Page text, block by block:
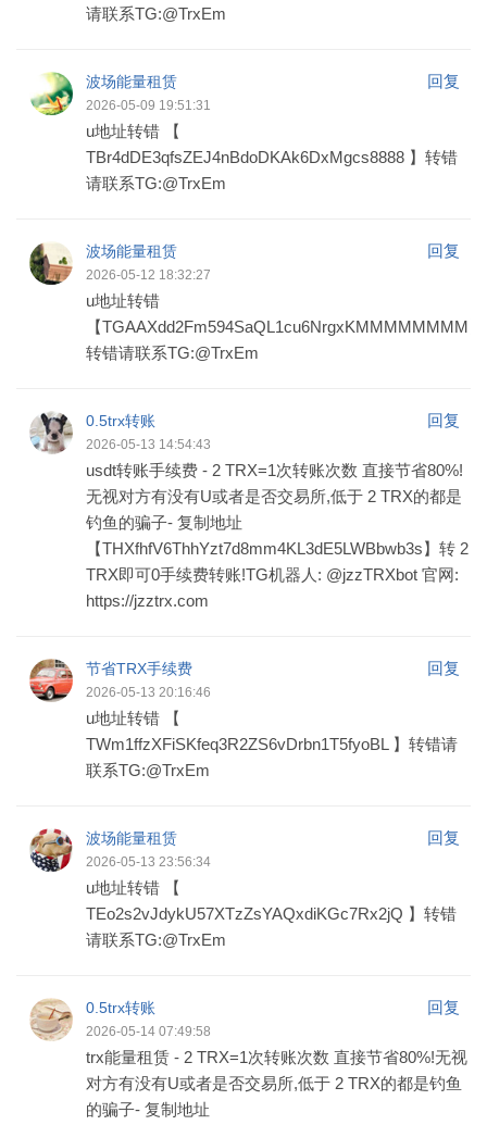
请联系TG:@TrxEm
波场能量租赁 回复
2026-05-09 19:51:31
u地址转错 【
TBr4dDE3qfsZEJ4nBdoDKAk6DxMgcs8888 】转错
请联系TG:@TrxEm
波场能量租赁 回复
2026-05-12 18:32:27
u地址转错
【TGAAXdd2Fm594SaQL1cu6NrgxKMMMMMMMM】
转错请联系TG:@TrxEm
0.5trx转账 回复
2026-05-13 14:54:43
usdt转账手续费 - 2 TRX=1次转账次数 直接节省80%!
无视对方有没有U或者是否交易所,低于 2 TRX的都是
钓鱼的骗子- 复制地址
【THXfhfV6ThhYzt7d8mm4KL3dE5LWBbwb3s】转 2
TRX即可0手续费转账!TG机器人: @jzzTRXbot 官网:
https://jzztrx.com
节省TRX手续费 回复
2026-05-13 20:16:46
u地址转错 【
TWm1ffzXFiSKfeq3R2ZS6vDrbn1T5fyoBL 】转错请
联系TG:@TrxEm
波场能量租赁 回复
2026-05-13 23:56:34
u地址转错 【
TEo2s2vJdykU57XTzZsYAQxdiKGc7Rx2jQ 】转错
请联系TG:@TrxEm
0.5trx转账 回复
2026-05-14 07:49:58
trx能量租赁 - 2 TRX=1次转账次数 直接节省80%!无视
对方有没有U或者是否交易所,低于 2 TRX的都是钓鱼
的骗子- 复制地址